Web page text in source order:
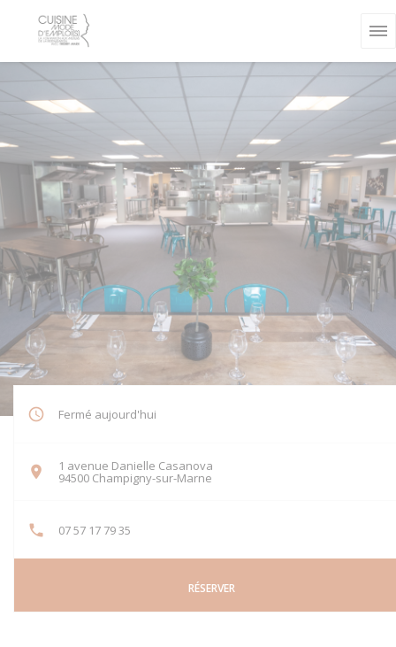
Fermé aujourd'hui
1 avenue Danielle Casanova
94500 Champigny-sur-Marne
07 57 17 79 35
RÉSERVER